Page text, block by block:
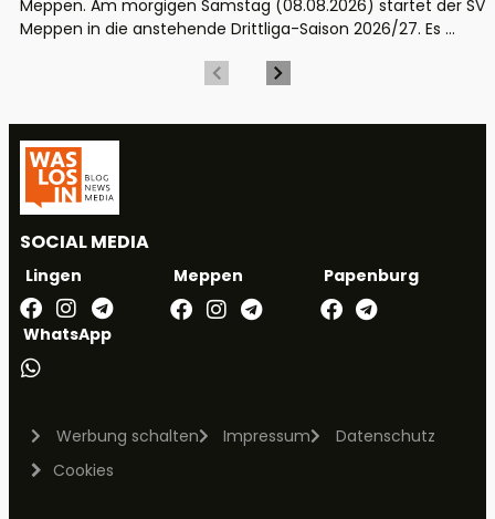
Meppen. Am morgigen Samstag (08.08.2026) startet der SV
Meppen in die anstehende Drittliga-Saison 2026/27. Es ...
SOCIAL MEDIA
Lingen Meppen Papenburg
WhatsApp
Werbung schalten Impressum
Datenschutz
Cookies